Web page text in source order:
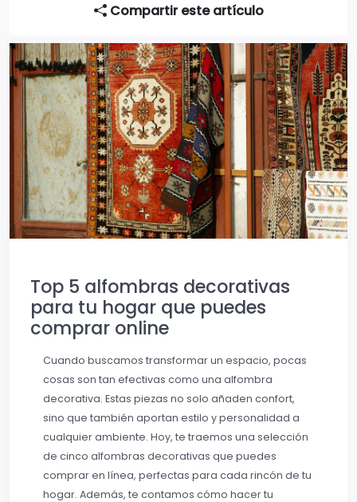
Compartir este artículo
Top 5 alfombras decorativas
para tu hogar que puedes
comprar online
Cuando buscamos transformar un espacio, pocas
cosas son tan efectivas como una alfombra
decorativa. Estas piezas no solo añaden confort,
sino que también aportan estilo y personalidad a
cualquier ambiente. Hoy, te traemos una selección
de cinco alfombras decorativas que puedes
comprar en línea, perfectas para cada rincón de tu
hogar. Además, te contamos cómo hacer tu